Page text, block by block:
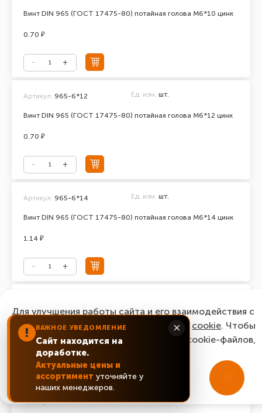
Винт DIN 965 (ГОСТ 17475-80) потайная голова М6*10 цинк
0.70 ₽
Винт DIN 965 (ГОСТ 17475-80) потайная голова М6*12 цинк
Артикул: 965-6*12 Ед. изм. шт.
0.70 ₽
Винт DIN 965 (ГОСТ 17475-80) потайная голова М6*14 цинк
Артикул: 965-6*14 Ед. изм. шт.
1.14 ₽
Винт DIN 965 (ГОСТ 17475-80) потайная голова М6*16 цинк
0.87 ₽
Артикул: 965-6*20 Ед. изм. шт.
! ВАЖНОЕ УВЕДОМЛЕНИЕ
Сайт находится на
доработке.
Актуальные цены и
ассортимент уточняйте у
наших менеджеров.
×
Для улучшения работы сайта и его взаимодействия с
пользователями мы используем файлы cookie. Чтобы
согласиться с нашим использованием cookie-файлов,
нажмите “Ок, понятно!”
ОК, понятно!